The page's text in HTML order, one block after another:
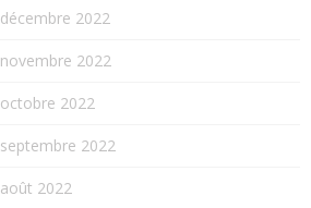
décembre 2022
novembre 2022
octobre 2022
septembre 2022
août 2022